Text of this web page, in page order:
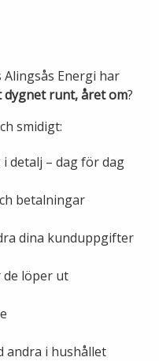
Energi har
dygnet runt, året om?
smidigt:
detalj – dag för dag
betalningar
dina kunduppgifter
de löper ut
andra i hushållet